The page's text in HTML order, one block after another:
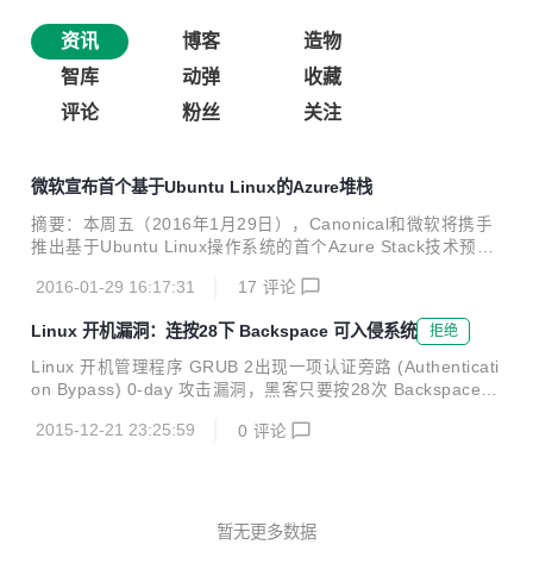
资讯 博客
造物
智库
动弹
收藏
评论
粉丝 关注
微软宣布首个基于Ubuntu Linux的Azure堆栈
摘要：本周五（2016年1月29日），Canonical和微软将携手
推出基于Ubuntu Linux操作系统的首个Azure Stack技术预
带给有需求的客户。建立在微软Azure公有云模型之上的该堆
栈，承诺可从该公司的数据中心为各组织提供最好的服务。 此
外，得益于Canonical的Ubuntu Cloud操作系统，Azure Stac
k可为客户与开发人员带来同等强大的Ubuntu Linux体验。 C
anonical WW联盟、兼业务发展与云平台副总裁的John Zann
os表示： 通过将Ubuntu作为Azure Stack的...
2016-01-29 16:17:31 17 评论
Linux 开机漏洞：连按28下 Backspace 可入侵系统 拒绝
Linux 开机管理程序 GRUB 2出现一项认证旁路 (Authenticati
on Bypass) 0-day 攻击漏洞，黑客只要按28次 Backspace
日下午消息，据台媒报道，Linux 开机管理程序 GRUB 2出现
nux 操作系统的开机管理程序，密码防护的重要一环。...
2015-12-21 23:25:59 0 评论
暂无更多数据